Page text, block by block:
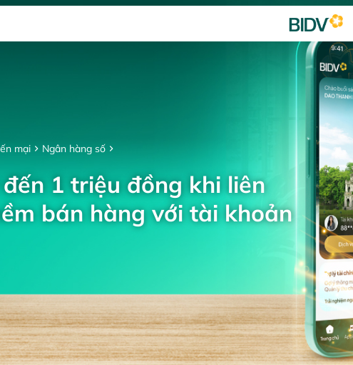
mại Ngân hàng số
1 triệu đồng khi liên
bán hàng với tài khoản